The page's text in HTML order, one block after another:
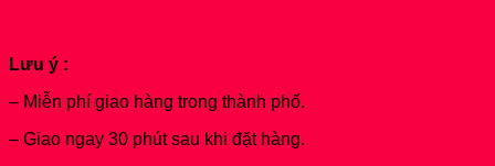
Lưu ý :
– Miễn phí giao hàng trong thành phố.
– Giao ngay 30 phút sau khi đặt hàng.